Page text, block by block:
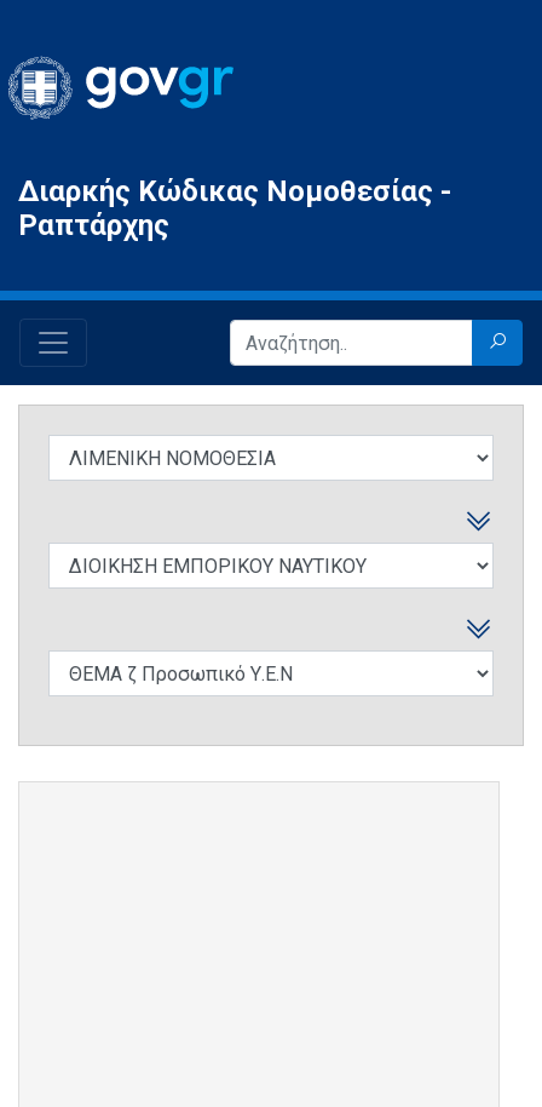
Gov.gr
Διαρκής Κώδικας Νομοθεσίας -
Ραπτάρχης